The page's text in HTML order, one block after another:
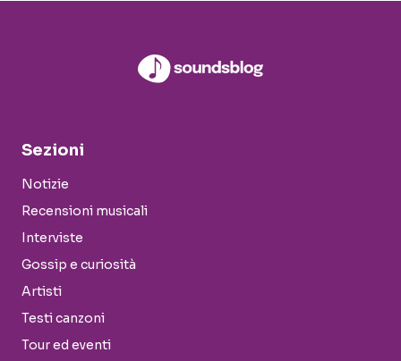
Sezioni
Notizie
Recensioni musicali
Interviste
Gossip e curiosità
Artisti
Testi canzoni
Tour ed eventi